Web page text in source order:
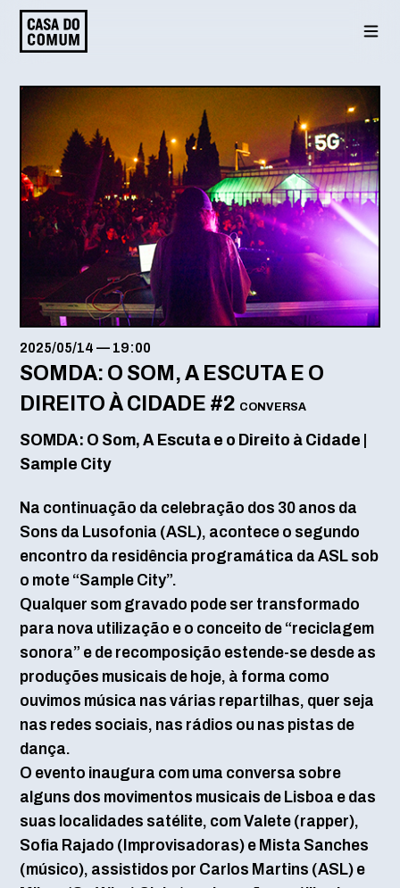
Saltar
para
conteúdo
2025/05/14 — 19:00
SOMDA: O SOM, A ESCUTA E O
DIREITO À CIDADE #2 CONVERSA
SOMDA: O Som, A Escuta e o Direito à Cidade |
Sample City
Na continuação da celebração dos 30 anos da
Sons da Lusofonia (ASL), acontece o segundo
encontro da residência programática da ASL sob
o mote “Sample City”.
Qualquer som gravado pode ser transformado
para nova utilização e o conceito de “reciclagem
sonora” e de recomposição estende-se desde as
produções musicais de hoje, à forma como
ouvimos música nas várias repartilhas, quer seja
nas redes sociais, nas rádios ou nas pistas de
dança.
O evento inaugura com uma conversa sobre
alguns dos movimentos musicais de Lisboa e das
suas localidades satélite, com Valete (rapper),
Sofia Rajado (Improvisadoras) e Mista Sanches
(músico), assistidos por Carlos Martins (ASL) e